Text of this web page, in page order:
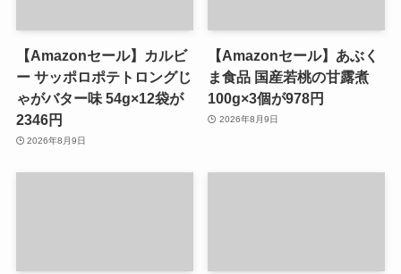
【Amazonセール】カルビ
ー サッポロポテトロングじ
ゃがバター味 54g×12袋が
2346円
2026年8月9日
【Amazonセール】あぶく
ま食品 国産若桃の甘露煮
100g×3個が978円
2026年8月9日